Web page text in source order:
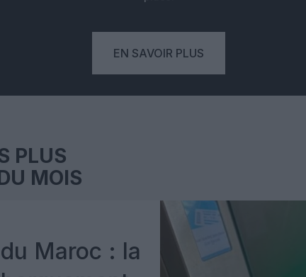
EN SAVOIR PLUS
PLUS
MOIS
Maroc : la